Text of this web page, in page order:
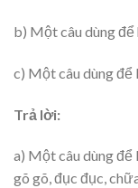
b) Một câu dùng để
c) Một câu dùng để
Trả lời:
a) Một câu dùng để
gõ gõ, đục đục,